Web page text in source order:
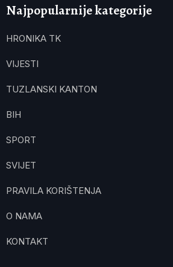
Najpopularnije kategorije
HRONIKA TK
VIJESTI
TUZLANSKI KANTON
BIH
SPORT
SVIJET
PRAVILA KORIŠTENJA
O NAMA
KONTAKT